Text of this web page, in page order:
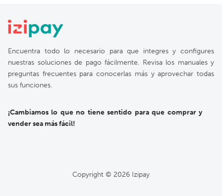
Encuentra todo lo necesario para que integres y configures
nuestras soluciones de pago fácilmente. Revisa los manuales y
preguntas frecuentes para conocerlas más y aprovechar todas
sus funciones.
¡Cambiamos lo que no tiene sentido para que comprar y
vender sea más fácil!
Copyright © 2026 Izipay